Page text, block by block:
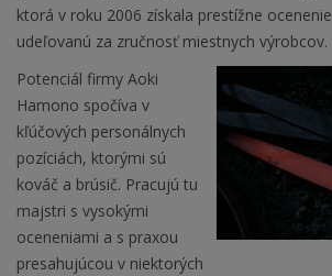
ktorá v roku 2006 získala prestížne ocenenie
udeľovanú za zručnosť miestnych výrobcov.
Potenciál firmy Aoki
Hamono spočíva v
kľúčových personálnych
pozíciách, ktorými sú
kováč a brúsič. Pracujú tu
majstri s vysokými
oceneniami a s praxou
presahujúcou v niektorých